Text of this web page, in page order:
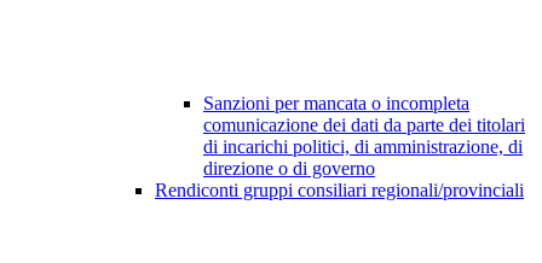
Sanzioni per mancata o incompleta
comunicazione dei dati da parte dei titolari
di incarichi politici, di amministrazione, di
direzione o di governo
Rendiconti gruppi consiliari regionali/provinciali